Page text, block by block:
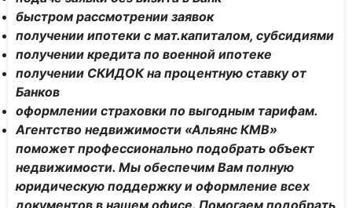
быстром рассмотрении заявок
получении ипотеки с мат.капиталом, субсидиями
получении кредита по военной ипотеке
получении СКИДОК на процентную ставку от
Банков
оформлении страховки по выгодным тарифам.
Агентство недвижимости «Альянс КМВ»
поможет профессионально подобрать объект
недвижимости. Мы обеспечим Вам полную
юридическую поддержку и оформление всех
документов в нашем офисе. Помогаем подобрать